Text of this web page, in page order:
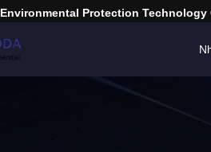
Protection Technology